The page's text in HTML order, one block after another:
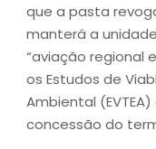
que a pasta
manterá a
“aviação regional
os Estudos de
Ambiental
concessão do